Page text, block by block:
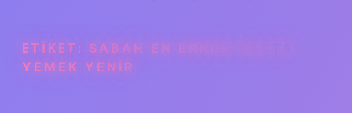
ETIKET: SABAH EN ERKEN KAÇTA
YEMEK YENIR